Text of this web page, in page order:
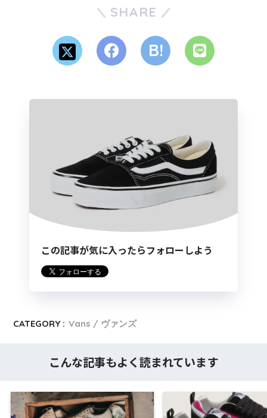
SHARE
この記事が気に入ったらフォローしよう
CATEGORY : Vans / ヴァンズ
こんな記事もよく読まれています